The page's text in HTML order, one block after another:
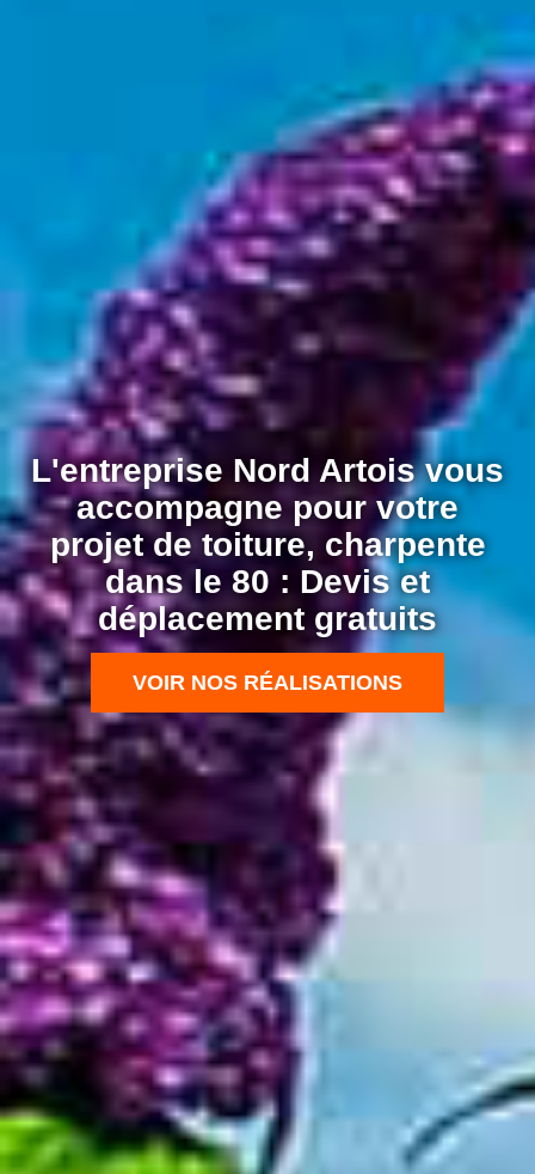
L'entreprise Nord Artois vous
accompagne pour votre
projet de toiture, charpente
dans le 80 : Devis et
déplacement gratuits
VOIR NOS RÉALISATIONS